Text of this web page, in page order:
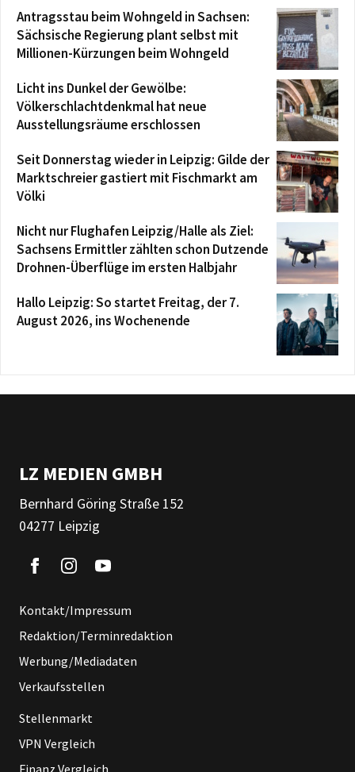
Antragsstau beim Wohngeld in Sachsen:
Sächsische Regierung plant selbst mit
Millionen-Kürzungen beim Wohngeld
Licht ins Dunkel der Gewölbe:
Völkerschlachtdenkmal hat neue
Ausstellungsräume erschlossen
Seit Donnerstag wieder in Leipzig: Gilde der
Marktschreier gastiert mit Fischmarkt am
Völki
Nicht nur Flughafen Leipzig/Halle als Ziel:
Sachsens Ermittler zählten schon Dutzende
Drohnen-Überflüge im ersten Halbjahr
Hallo Leipzig: So startet Freitag, der 7.
August 2026, ins Wochenende
LZ MEDIEN GMBH
Bernhard Göring Straße 152
04277 Leipzig
Kontakt/Impressum
Redaktion/Terminredaktion
Werbung/Mediadaten
Verkaufsstellen
Stellenmarkt
VPN Vergleich
Finanz Vergleich